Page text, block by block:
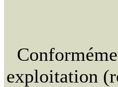
exploitation